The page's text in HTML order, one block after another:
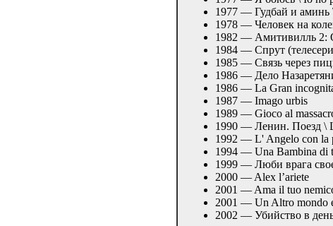
1977 — Гудбай и аминь
1978 — Человек на
1982 — Амитивилль 2:
1984 — Спрут
1985 — Связь через
1986 — Дело
1986 — La Gran
1987 — Imago urbis
1989 — Gioco al
1990 — Ленин. Поезд \
1992 — L' Angelo con la
1994 — Una Bambina di
1999 — Люби врага
2000 — Alex l’ariete
2001 — Ama il tuo
2001 — Un Altro mondo
2002 — Убийство в